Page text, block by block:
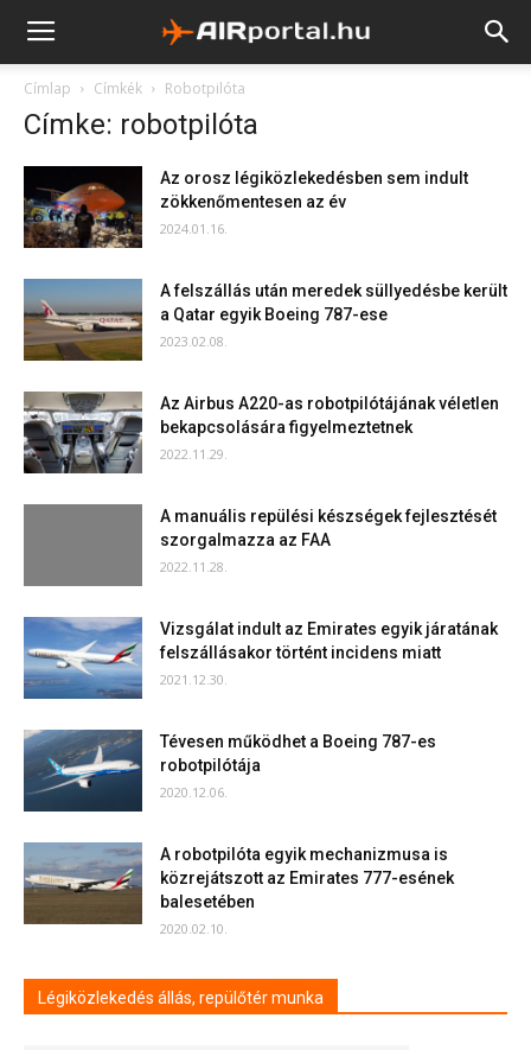
Címlap Címkék Robotpilóta
Címke: robotpilóta
Az orosz légiközlekedésben sem indult
zökkenőmentesen az év
2024.01.16.
A felszállás után meredek süllyedésbe került
a Qatar egyik Boeing 787-ese
2023.02.08.
Az Airbus A220-as robotpilótájának véletlen
bekapcsolására figyelmeztetnek
2022.11.29.
A manuális repülési készségek fejlesztését
szorgalmazza az FAA
2022.11.28.
Vizsgálat indult az Emirates egyik járatának
felszállásakor történt incidens miatt
2021.12.30.
Tévesen működhet a Boeing 787-es
robotpilótája
2020.12.06.
A robotpilóta egyik mechanizmusa is
közrejátszott az Emirates 777-esének
balesetében
2020.02.10.
Légiközlekedés állás, repülőtér munka